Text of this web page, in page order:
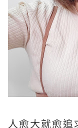
人愈大就愈追